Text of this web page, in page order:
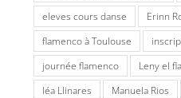
eleves cours danse
Erinn
flamenco à Toulouse
journée flamenco
Leny el
léa Llinares
Manuela Rios